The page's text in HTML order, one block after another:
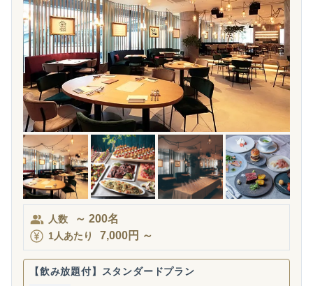
人数 ～ 200名
1人あたり 7,000円 ～
【飲み放題付】スタンダードプラン